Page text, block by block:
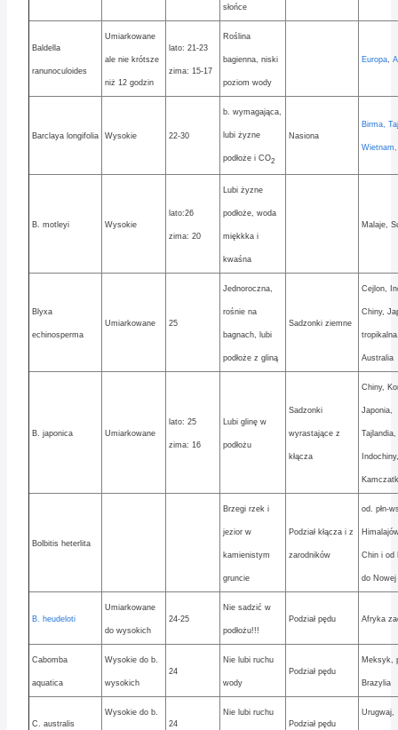
słońce
Baldella
ranunoculoides
Umiarkowane
ale nie krótsze
niż 12 godzin
lato: 21-23
zima: 15-17
Roślina
bagienna, niski
poziom wody
Europa,
Barclaya longifolia Wysokie 22-30
b. wymagająca,
lubi żyzne
podłoże i CO2
Nasiona
Birma,
B. motleyi Wysokie
lato:26
zima: 20
Lubi żyzne
podłoże, woda
miękkka i
kwaśna
Malaje,
Blyxa
echinosperma
Umiarkowane 25
Jednoroczna,
rośnie na
bagnach, lubi
podłoże z gliną
Sadzonki ziemne
Cejlon,
Chiny,
Australia
B. japonica Umiarkowane
lato: 25
zima: 16
Lubi glinę w
podłożu
Sadzonki
wyrastające z
kłącza
Chiny,
Japonia,
Tajlandia,
Indochiny,
Bolbitis heterlita
Brzegi rzek i
jezior w
kamienistym
gruncie
Podział kłącza i z
zarodników
od. płn-
Chin i od
do Nowej
B. heudeloti
Umiarkowane
do wysokich
24-25
Nie sadzić w
podłożu!!!
Podział pędu Afryka
Cabomba
aquatica
Wysokie do b.
wysokich
24
Nie lubi ruchu
wody
Podział pędu
Meksyk,
Brazylia
C. australis
Wysokie do b.
24
Nie lubi ruchu
Podział pędu
Urugwaj,